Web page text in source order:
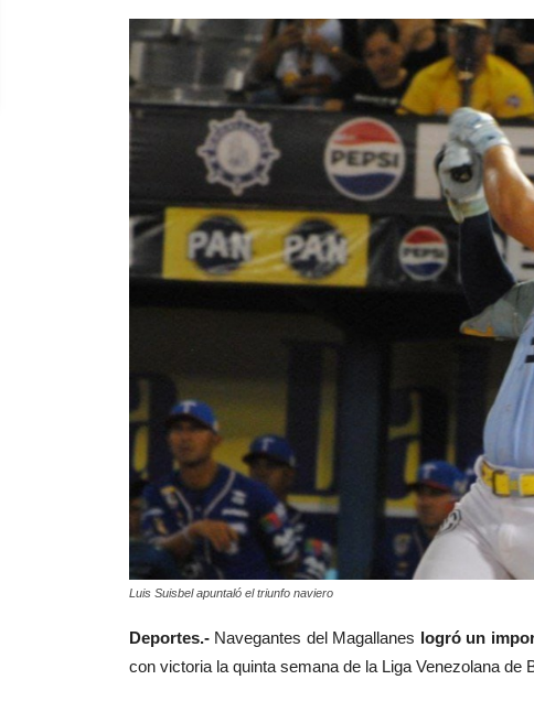
Luis Suisbel apuntaló el triunfo naviero
Deportes.- Navegantes del Magallanes logró un
con victoria la quinta semana de la Liga Venezolana de